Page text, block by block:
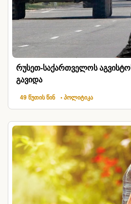
რუსეთ-საქართველოს
გავიდა
49 წუთის წინ • პოლიტიკა